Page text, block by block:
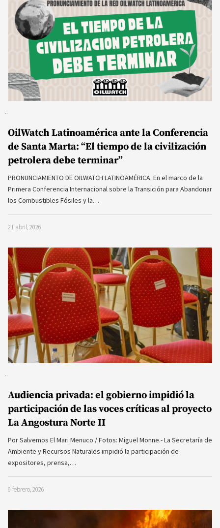
OilWatch Latinoamérica ante la Conferencia
de Santa Marta: “El tiempo de la civilización
petrolera debe terminar”
PRONUNCIAMIENTO DE OILWATCH LATINOAMÉRICA. En el marco de la
Primera Conferencia Internacional sobre la Transición para Abandonar
los Combustibles Fósiles y la…
21 abril, 2026
Audiencia privada: el gobierno impidió la
participación de las voces críticas al proyecto
La Angostura Norte II
Por Salvemos El Mari Menuco / Fotos: Miguel Monne.- La Secretaría de
Ambiente y Recursos Naturales impidió la participación de
expositores, prensa,…
6 febrero, 2026